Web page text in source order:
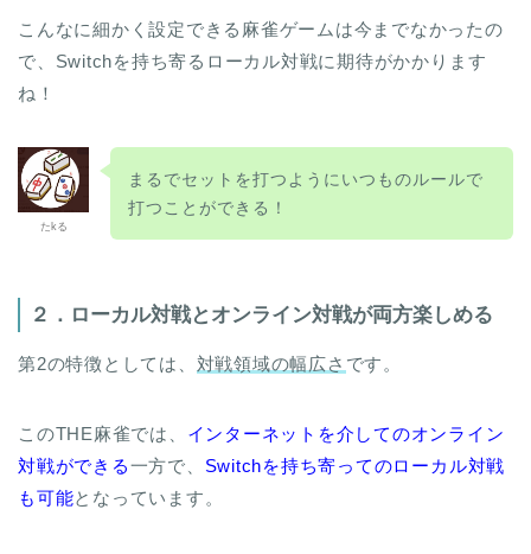
こんなに細かく設定できる麻雀ゲームは今までなかったの
で、Switchを持ち寄るローカル対戦に期待がかかります
ね！
まるでセットを打つようにいつものルールで
打つことができる！
２．ローカル対戦とオンライン対戦が両方楽しめる
第2の特徴としては、 対戦領域の幅広さです。
このTHE麻雀では、
インターネットを介してのオンライン
対戦ができる
一方で、 Switchを持ち寄ってのローカル対戦
も可能となっています。